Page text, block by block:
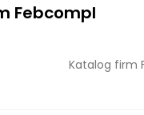
Febcompl
Katalog firm